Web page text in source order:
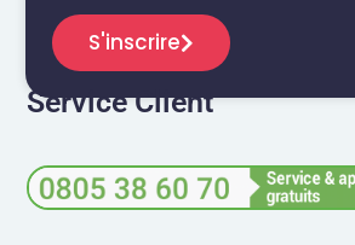
S'inscrire
Service Client